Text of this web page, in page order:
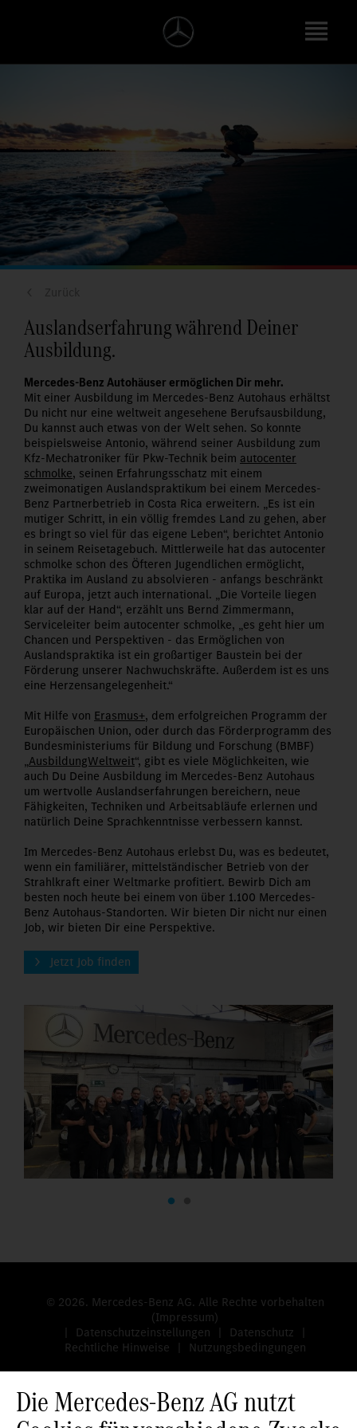
Auslandserfahrung während Deiner
Ausbildung.
Mercedes-Benz Autohäuser ermöglichen Dir mehr.
Mit einer Ausbildung im Mercedes-Benz Autohaus erhältst
Du nicht nur eine weltweit angesehene Berufsausbildung,
Du kannst auch etwas von der Welt sehen. So konnte
beispielsweise Antonio, während seiner Ausbildung zum
Kfz-Mechatroniker für Pkw-Technik beim autocenter
schmolke, seinen Erfahrungsschatz mit einem
zweimonatigen Auslandspraktikum bei einem Mercedes-
Benz Partnerbetrieb in Costa Rica erweitern. „Es ist ein
mutiger Schritt, in ein völlig fremdes Land zu gehen, aber
es bringt so viel für das eigene Leben“, berichtet Antonio
in seinem Reisetagebuch. Mittlerweile hat das autocenter
schmolke schon des Öfteren Jugendlichen ermöglicht,
Praktika im Ausland zu absolvieren - anfangs beschränkt
auf Europa, jetzt auch international. „Die Vorteile liegen
klar auf der Hand“, erzählt uns Bernd Zimmermann,
Serviceleiter beim autocenter schmolke, „es geht hier um
Chancen und Perspektiven - das Ermöglichen von
Auslandspraktika ist ein großartiger Baustein bei der
Förderung unserer Nachwuchskräfte. Außerdem ist es uns
eine Herzensangelegenheit.“
Mit Hilfe von Erasmus+, dem erfolgreichen Programm der
Europäischen Union, oder durch das Förderprogramm des
Bundesministeriums für Bildung und Forschung (BMBF)
„AusbildungWeltweit“, gibt es viele Möglichkeiten, wie
auch Du Deine Ausbildung im Mercedes-Benz Autohaus
um wertvolle Auslandserfahrungen bereichern, neue
Fähigkeiten, Techniken und Arbeitsabläufe erlernen und
natürlich Deine Sprachkenntnisse verbessern kannst.
Im Mercedes-Benz Autohaus erlebst Du, was es bedeutet,
wenn ein familiärer, mittelständischer Betrieb von der
Strahlkraft einer Weltmarke profitiert. Bewirb Dich am
besten noch heute bei einem von über 1.100 Mercedes-
Benz Autohaus-Standorten. Wir bieten Dir nicht nur einen
Job, wir bieten Dir eine Perspektive.
Jetzt Job finden
© 2026. Mercedes-Benz AG. Alle Rechte vorbehalten
(Impressum)
Datenschutzeinstellungen
Datenschutz
Rechtliche Hinweise
Nutzungsbedingungen
Die Mercedes-Benz AG nutzt